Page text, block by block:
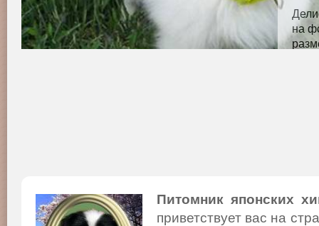
на
Питомник японских
приветствует вас на